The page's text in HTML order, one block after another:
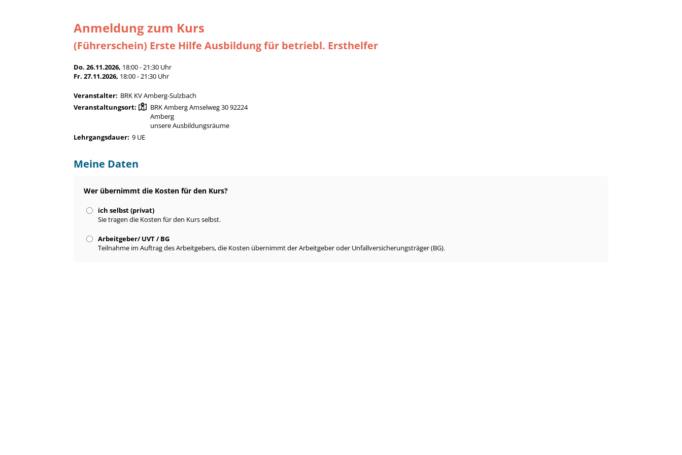
Anmeldung zum Kurs
(Führerschein) Erste Hilfe Ausbildung für betriebl. Ersthelfer
Do. 26.11.2026, 18:00 - 21:30 Uhr
Fr. 27.11.2026, 18:00 - 21:30 Uhr
Veranstalter: BRK KV Amberg-Sulzbach
Veranstaltungsort:
BRK Amberg Amselweg 30 92224
Amberg
unsere Ausbildungsräume
Lehrgangsdauer: 9 UE
Meine Daten
Wer übernimmt die Kosten für den Kurs?
ich selbst (privat)
Sie tragen die Kosten für den Kurs selbst.
Arbeitgeber/ UVT / BG
Teilnahme im Auftrag des Arbeitgebers, die Kosten übernimmt der Arbeitgeber oder Unfallversicherungsträger (BG).